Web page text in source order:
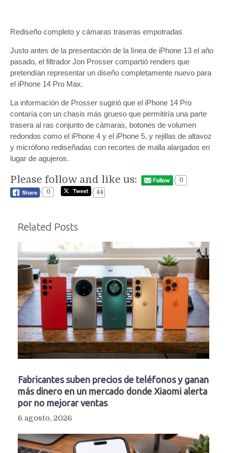
Rediseño completo y cámaras traseras empotradas
Justo antes de la presentación de la línea de iPhone 13 el año
pasado, el filtrador Jon Prosser compartió renders que
pretendían representar un diseño completamente nuevo para
el ‌iPhone 14 Pro‌ Max.
La información de Prosser sugirió que el ‌iPhone 14 Pro‌
contaría con un chasis más grueso que permitiría una parte
trasera al ras conjunto de cámaras, botones de volumen
redondos como el iPhone 4 y el ‌iPhone‌ 5, y rejillas de altavoz
y micrófono rediseñadas con recortes de malla alargados en
lugar de agujeros.
Please follow and like us:
0
0
44
Related Posts
Fabricantes suben precios de teléfonos y ganan
más dinero en un mercado donde Xiaomi alerta
por no mejorar ventas
6 agosto, 2026